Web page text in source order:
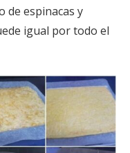
de espinacas y
igual por todo el